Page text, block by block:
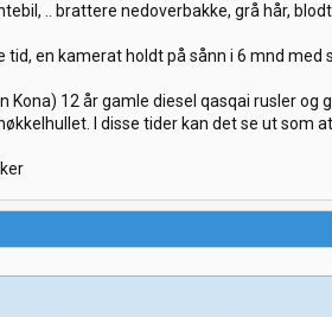
.. brattere nedoverbakke, grå hår,
en kamerat holdt på sånn i 6 mnd med
Kona) 12 år gamle diesel qasqai rusler
I disse tider kan det se ut som